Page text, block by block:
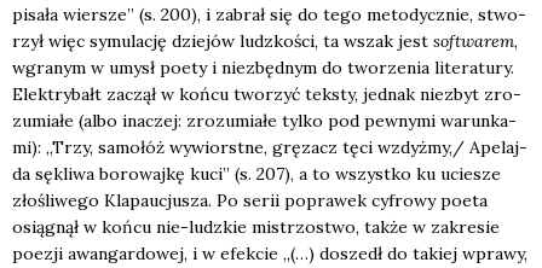
pisa­ła wier­sze” (s. 200), i zabrał się do tego meto­dycz­nie, stwo­
rzył więc symu­la­cję dzie­jów ludz­ko­ści, ta wszak jest softwa­rem,
wgra­nym w umysł poety i nie­zbęd­nym do two­rze­nia lite­ra­tu­ry.
Elek­try­bałt zaczął w koń­cu two­rzyć tek­sty, jed­nak nie­zbyt zro­
zu­mia­łe (albo ina­czej: zro­zu­mia­łe tyl­ko pod pew­ny­mi warun­ka­
mi): „Trzy, samo­łóż wywiorst­ne, grę­zacz tęci wzdyżmy,/ Ape­laj­
da sękli­wa boro­waj­kę kuci” (s. 207), a to wszyst­ko ku ucie­sze
zło­śli­we­go Kla­pau­cju­sza. Po serii popra­wek cyfro­wy poeta
osią­gnął w koń­cu nie-ludz­kie mistrzo­stwo, tak­że w zakre­sie
poezji awan­gar­do­wej, i w efek­cie „(…) doszedł do takiej wpra­wy,